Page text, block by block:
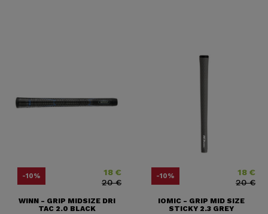
-10% 18 €
Prix ​​habituel
20 €
WINN - GRIP MIDSIZE DRI
TAC 2.0 BLACK
-10% 18 €
Prix
20 €
IOMIC - GRIP MID SIZE
STICKY 2.3 GREY